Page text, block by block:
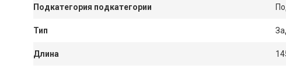
Подкатегория подкатегории
Тип
Длина